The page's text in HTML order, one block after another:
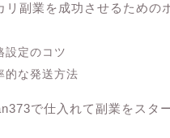
リ副業を成功させるための
定のコツ
な発送方法
で仕入れて副業をスタ